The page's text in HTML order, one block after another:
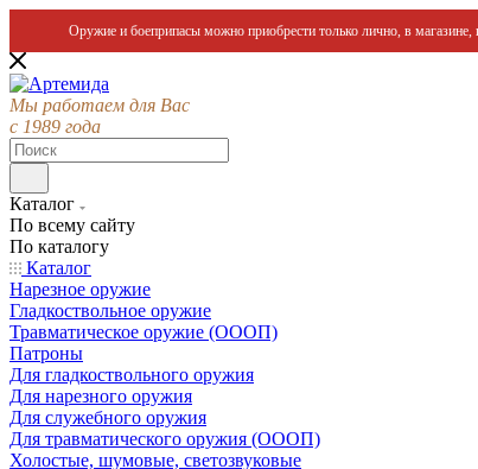
Оружие и боеприпасы можно приобрести только лично, в магазине,
Мы работаем для Вас
с 1989 года
Каталог
По всему сайту
По каталогу
Каталог
Нарезное оружие
Гладкоствольное оружие
Травматическое оружие (ОООП)
Патроны
Для гладкоствольного оружия
Для нарезного оружия
Для служебного оружия
Для травматического оружия (ОООП)
Холостые, шумовые, светозвуковые